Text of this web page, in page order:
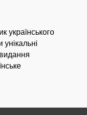
українського